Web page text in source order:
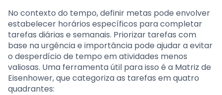
No contexto do tempo, definir metas pode envolver
estabelecer horários específicos para completar
tarefas diárias e semanais. Priorizar tarefas com
base na urgência e importância pode ajudar a evitar
o desperdício de tempo em atividades menos
valiosas. Uma ferramenta útil para isso é a Matriz de
Eisenhower, que categoriza as tarefas em quatro
quadrantes: